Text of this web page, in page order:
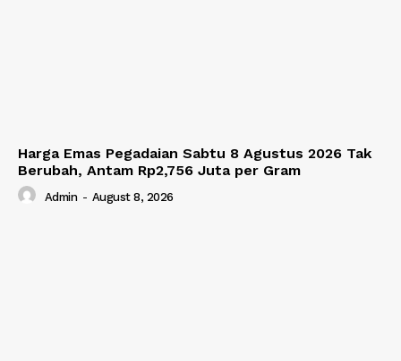
Harga Emas Pegadaian Sabtu 8 Agustus 2026 Tak
Berubah, Antam Rp2,756 Juta per Gram
Admin - August 8, 2026